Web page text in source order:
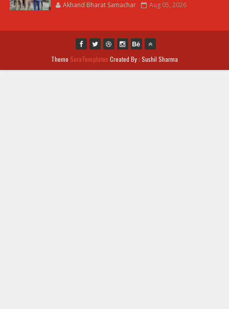
Akhand Bharat Samachar Aug 05, 2026
Theme SoraTemplates Created By : Sushil Sharma